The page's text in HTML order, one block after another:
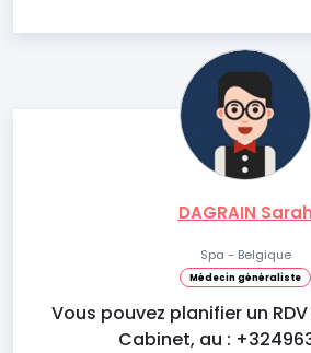
DAGRAIN Sarah
Spa - Belgique
Médecin généraliste
Vous pouvez planifier un
Cabinet, au :